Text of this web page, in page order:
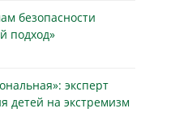
безопасности
подход»
эксперт
детей на экстремизм